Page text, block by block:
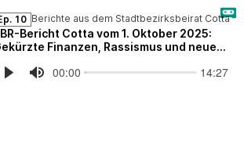
10 Berichte aus dem Stadtbezirksbeirat Cotta
Bericht Cotta vom 1. Oktober 2025:
Finanzen, Rassismus und neue